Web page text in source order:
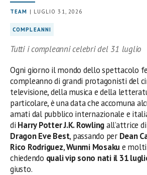
TEAM | LUGLIO 31, 2026
COMPLEANNI
Tutti i compleanni celebri del 31 luglio
Ogni giorno il mondo dello spettacolo
compleanno di grandi protagonisti del
televisione, della musica e della
particolare, è una data che accomuna
amati dal pubblico internazionale e
di Harry PotterJ.K. Rowlingall’attrice di
Dragon Eve Best, passando per Dean
Rico Rodriguez,Wunmi Mosakue
chiedendo quali vip sono nati il 31
giusto.